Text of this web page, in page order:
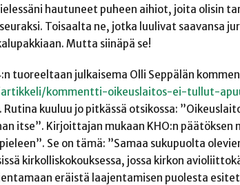
hautuneet puheen aihiot, joita olisin
Toisaalta ne, jotka luulivat saavansa
Mutta siinäpä se!
tuoreeltaan julkaisema Olli Seppälän
kommentti-oikeuslaitos-ei-tullut-
Rutina kuuluu jo pitkässä otsikossa:
itse”. Kirjoittajan mukaan KHO:n päätöksen
Se on tämä: ”Samaa sukupuolta
kirkolliskokouksessa, jossa kirkon
eräistä laajentamisen puolesta